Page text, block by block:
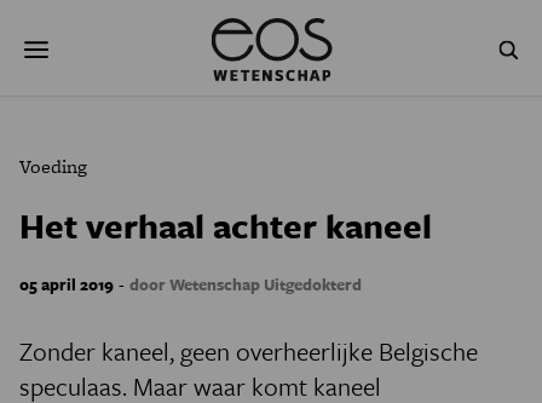
naar
PODCAST AGENDA
Voeding
Het verhaal achter kaneel
05 april 2019 - door Wetenschap Uitgedokterd
Zonder kaneel, geen overheerlijke Belgische
speculaas. Maar waar komt kaneel